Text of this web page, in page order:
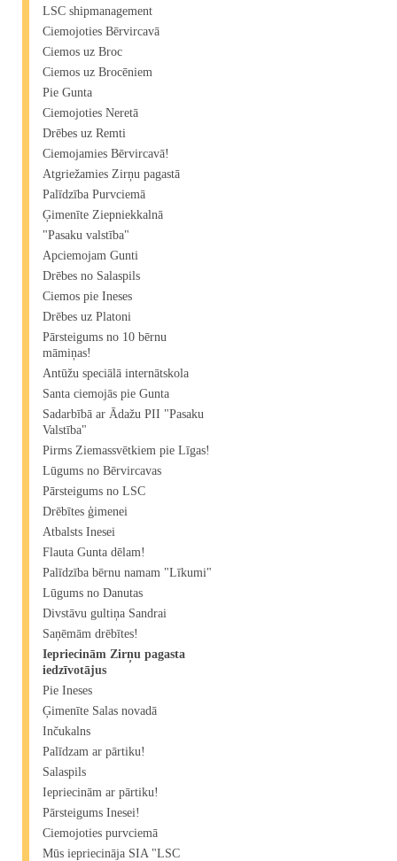
LSC shipmanagement
Ciemojoties Bērvircavā
Ciemos uz Broc
Ciemos uz Brocēniem
Pie Gunta
Ciemojoties Neretā
Drēbes uz Remti
Ciemojamies Bērvircavā!
Atgriežamies Zirņu pagastā
Palīdzība Purvciemā
Ģimenīte Ziepniekkalnā
"Pasaku valstība"
Apciemojam Gunti
Drēbes no Salaspils
Ciemos pie Ineses
Drēbes uz Platoni
Pārsteigums no 10 bērnu
māmiņas!
Antūžu speciālā internātskola
Santa ciemojās pie Gunta
Sadarbībā ar Ādažu PII "Pasaku
Valstība"
Pirms Ziemassvētkiem pie Līgas!
Lūgums no Bērvircavas
Pārsteigums no LSC
Drēbītes ģimenei
Atbalsts Inesei
Flauta Gunta dēlam!
Palīdzība bērnu namam "Līkumi"
Lūgums no Danutas
Divstāvu gultiņa Sandrai
Saņēmām drēbītes!
Iepriecinām Zirņu pagasta
iedzīvotājus
Pie Ineses
Ģimenīte Salas novadā
Inčukalns
Palīdzam ar pārtiku!
Salaspils
Iepriecinām ar pārtiku!
Pārsteigums Inesei!
Ciemojoties purvciemā
Mūs iepriecināja SIA "LSC